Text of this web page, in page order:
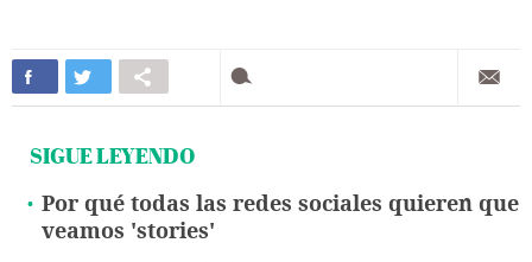
SIGUE LEYENDO
Por qué todas las redes sociales quieren que
veamos 'stories'